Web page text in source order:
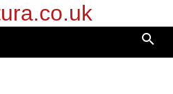
search